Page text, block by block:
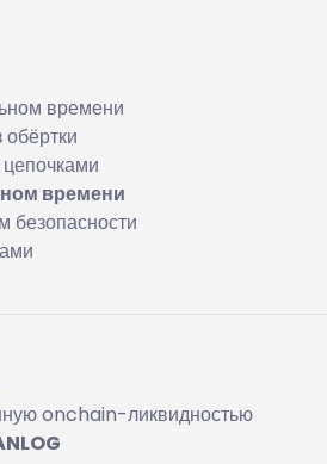
времени
времени
onchain-ликвидностью